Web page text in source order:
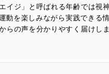
イジ」と呼ばれる年齢では視
を楽しみながら実践できる
らの声を分かりやすく届けしま